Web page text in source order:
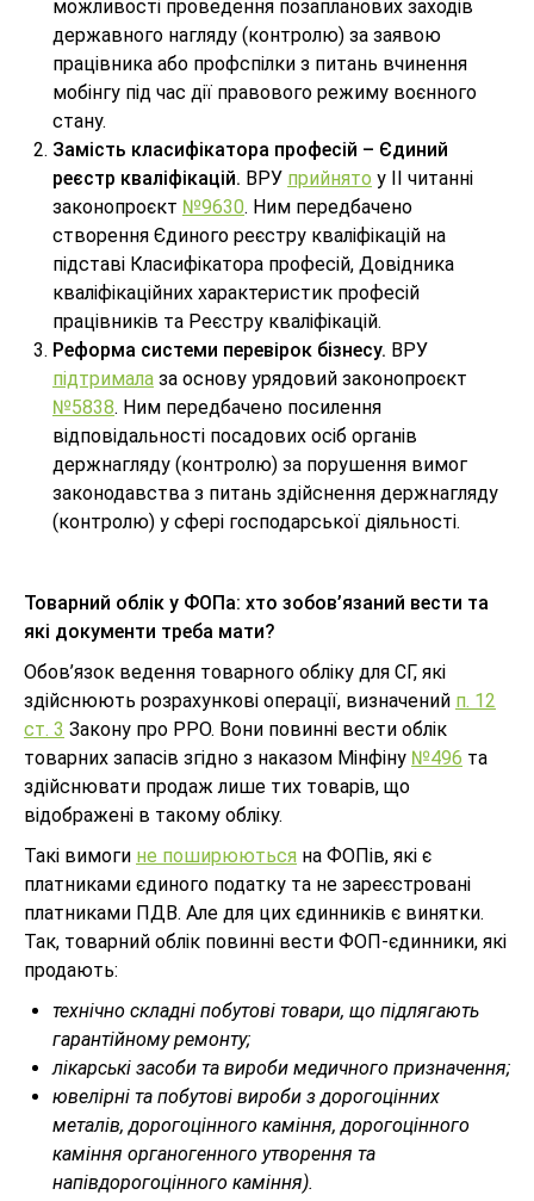
можливості проведення позапланових заходів
державного нагляду (контролю) за заявою
працівника або профспілки з питань вчинення
мобінгу під час дії правового режиму воєнного
стану.
Замість класифікатора професій – Єдиний
реєстр кваліфікацій. ВРУ прийнято у ІІ читанні
законопроєкт №9630. Ним передбачено
створення Єдиного реєстру кваліфікацій на
підставі Класифікатора професій, Довідника
кваліфікаційних характеристик професій
працівників та Реєстру кваліфікацій.
Реформа системи перевірок бізнесу. ВРУ
підтримала за основу урядовий законопроєкт
№5838. Ним передбачено посилення
відповідальності посадових осіб органів
держнагляду (контролю) за порушення вимог
законодавства з питань здійснення держнагляду
(контролю) у сфері господарської діяльності.
Товарний облік у ФОПа: хто зобов’язаний вести та
які документи треба мати?
Обов’язок ведення товарного обліку для СГ, які
здійснюють розрахункові операції, визначений п. 12
ст. 3 Закону про РРО. Вони повинні вести облік
товарних запасів згідно з наказом Мінфіну №496 та
здійснювати продаж лише тих товарів, що
відображені в такому обліку.
Такі вимоги не поширюються на ФОПів, які є
платниками єдиного податку та не зареєстровані
платниками ПДВ. Але для цих єдинників є винятки.
Так, товарний облік повинні вести ФОП-єдинники, які
продають:
технічно складні побутові товари, що підлягають
гарантійному ремонту;
лікарські засоби та вироби медичного призначення;
ювелірні та побутові вироби з дорогоцінних
металів, дорогоцінного каміння, дорогоцінного
каміння органогенного утворення та
напівдорогоцінного каміння).